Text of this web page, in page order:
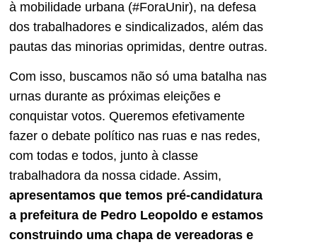
à mobilidade urbana (#ForaUnir), na defesa
dos trabalhadores e sindicalizados, além das
pautas das minorias oprimidas, dentre outras.
Com isso, buscamos não só uma batalha nas
urnas durante as próximas eleições e
conquistar votos. Queremos efetivamente
fazer o debate político nas ruas e nas redes,
com todas e todos, junto à classe
trabalhadora da nossa cidade. Assim,
apresentamos que temos pré-candidatura
a prefeitura de Pedro Leopoldo e estamos
construindo uma chapa de vereadoras e